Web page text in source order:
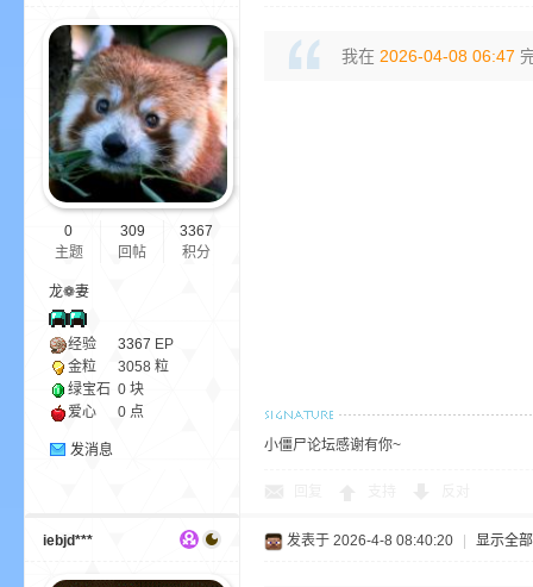
0
主题
309
回帖
3367
积分
龙❁妻
经验 3367 EP
金粒
3058 粒
绿宝石 0 块
爱心
0 点
发消息
我在 2026-04-08 06:47
小僵尸论坛感谢有你~
iebjd*** 发表于 2026-4-8 08:40:20 显示全